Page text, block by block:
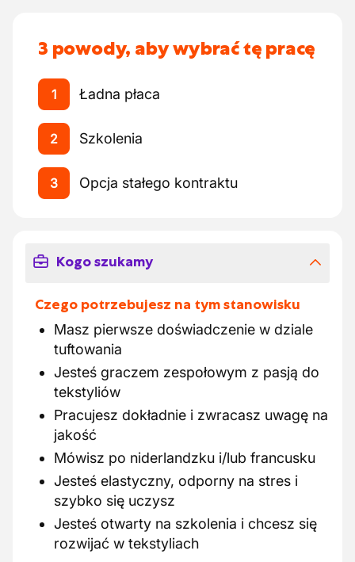
3 powody, aby wybrać tę pracę
1 Ładna płaca
2 Szkolenia
3 Opcja stałego kontraktu
Kogo szukamy
Czego potrzebujesz na tym stanowisku
Masz pierwsze doświadczenie w dziale
tuftowania
Jesteś graczem zespołowym z pasją do
tekstyliów
Pracujesz dokładnie i zwracasz uwagę na
jakość
Mówisz po niderlandzku i/lub francusku
Jesteś elastyczny, odporny na stres i
szybko się uczysz
Jesteś otwarty na szkolenia i chcesz się
rozwijać w tekstyliach